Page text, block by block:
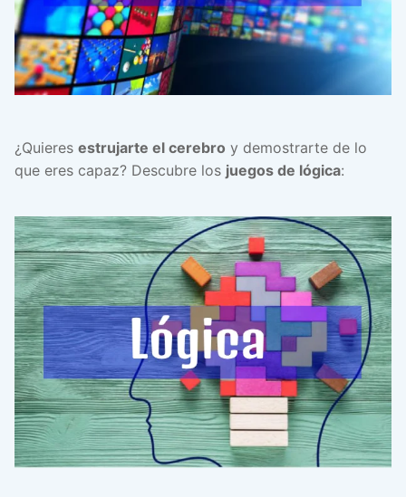
¿Quieres estrujarte el cerebro y demostrarte de lo
que eres capaz? Descubre los juegos de lógica: